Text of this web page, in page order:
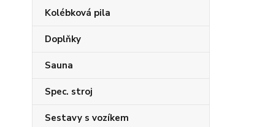
Kolébková pila
Doplňky
Sauna
Spec. stroj
Sestavy s vozíkem